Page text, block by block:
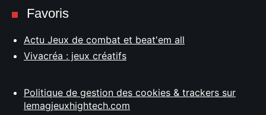
Favoris
Actu Jeux de combat et beat'em all
Vivacréa : jeux créatifs
Politique de gestion des cookies & trackers sur
lemagjeuxhightech.com